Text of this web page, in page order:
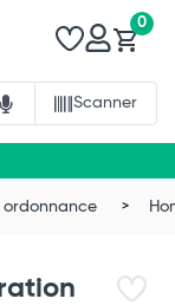
Scanner
0
ordonnance